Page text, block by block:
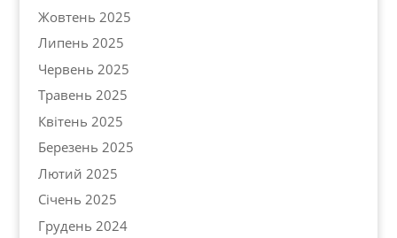
Жовтень 2025
Липень 2025
Червень 2025
Травень 2025
Квітень 2025
Березень 2025
Лютий 2025
Січень 2025
Грудень 2024